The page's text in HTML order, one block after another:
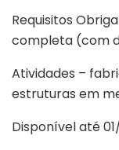
Requisitos
completa (com
Atividades –
estruturas em
Disponível até